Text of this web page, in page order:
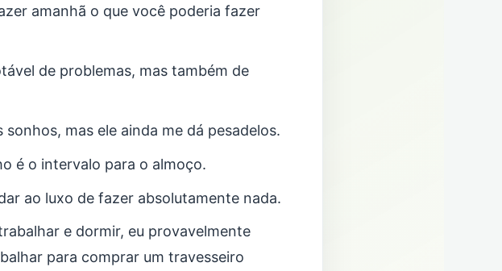
amanhã o que você poderia fazer
de problemas, mas também de
mas ele ainda me dá pesadelos.
é o intervalo para o almoço.
ao luxo de fazer absolutamente nada.
e dormir, eu provavelmente
para comprar um travesseiro